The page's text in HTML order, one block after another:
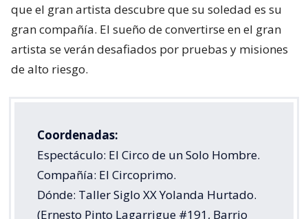
que el gran artista descubre que su soledad es su
gran compañía. El sueño de convertirse en el gran
artista se verán desafiados por pruebas y misiones
de alto riesgo.
Coordenadas:
Espectáculo: El Circo de un Solo Hombre.
Compañía: El Circoprimo.
Dónde: Taller Siglo XX Yolanda Hurtado.
(Ernesto Pinto Lagarrigue #191, Barrio